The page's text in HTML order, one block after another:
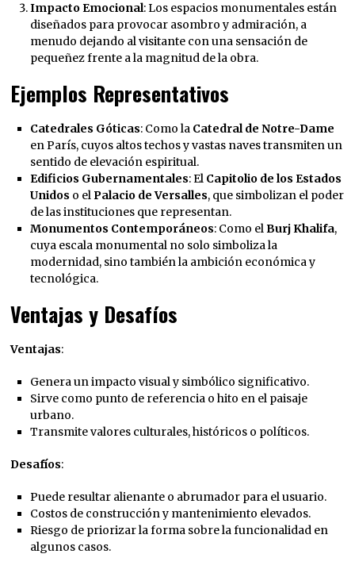
Impacto Emocional: Los espacios monumentales están
diseñados para provocar asombro y admiración, a
menudo dejando al visitante con una sensación de
pequeñez frente a la magnitud de la obra.
Ejemplos Representativos
Catedrales Góticas: Como la Catedral de Notre-Dame
en París, cuyos altos techos y vastas naves transmiten un
sentido de elevación espiritual.
Edificios Gubernamentales: El Capitolio de los Estados
Unidos o elPalacio de Versalles, que simbolizan el poder
de las instituciones que representan.
Monumentos Contemporáneos: Como elBurj Khalifa,
cuya escala monumental no solo simboliza la
modernidad, sino también la ambición económica y
tecnológica.
Ventajas y Desafíos
Ventajas:
Genera un impacto visual y simbólico significativo.
Sirve como punto de referencia o hito en el paisaje
urbano.
Transmite valores culturales, históricos o políticos.
Desafíos:
Puede resultar alienante o abrumador para el usuario.
Costos de construcción y mantenimiento elevados.
Riesgo de priorizar la forma sobre la funcionalidad en
algunos casos.